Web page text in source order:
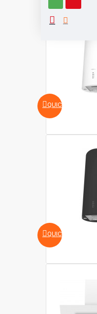
QUICKVIEW
QUICKVIEW